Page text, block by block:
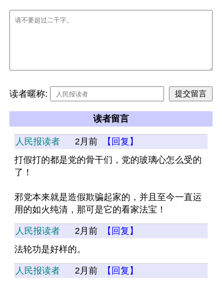
读者暱称:
读者留言
人民报读者 2月前
【回复】
打假打的都是党的骨干们，党的玻璃心怎么受的
了！
邪党本来就是造假欺骗起家的，并且至今一直运
用的如火纯清，那可是它的看家法宝！
人民报读者 2月前
【回复】
法轮功是好样的。
人民报读者 2月前 【回复】